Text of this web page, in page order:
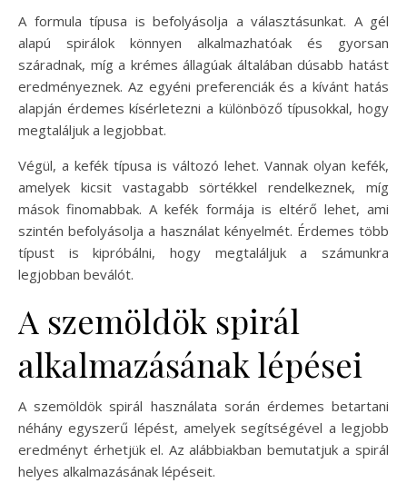
A formula típusa is befolyásolja a választásunkat. A gél
alapú spirálok könnyen alkalmazhatóak és gyorsan
száradnak, míg a krémes állagúak általában dúsabb hatást
eredményeznek. Az egyéni preferenciák és a kívánt hatás
alapján érdemes kísérletezni a különböző típusokkal, hogy
megtaláljuk a legjobbat.
Végül, a kefék típusa is változó lehet. Vannak olyan kefék,
amelyek kicsit vastagabb sörtékkel rendelkeznek, míg
mások finomabbak. A kefék formája is eltérő lehet, ami
szintén befolyásolja a használat kényelmét. Érdemes több
típust is kipróbálni, hogy megtaláljuk a számunkra
legjobban beválót.
A szemöldök spirál
alkalmazásának lépései
A szemöldök spirál használata során érdemes betartani
néhány egyszerű lépést, amelyek segítségével a legjobb
eredményt érhetjük el. Az alábbiakban bemutatjuk a spirál
helyes alkalmazásának lépéseit.